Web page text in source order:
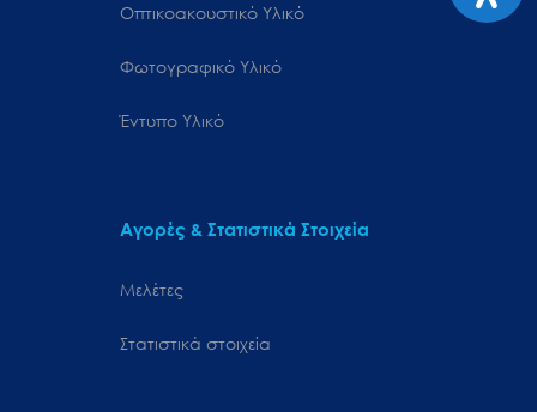
Οπτικοακουστικό Υλικό
Φωτογραφικό Υλικό
Έντυπο Υλικό
Αγορές & Στατιστικά Στοιχεία
Μελέτες
Στατιστικά στοιχεία